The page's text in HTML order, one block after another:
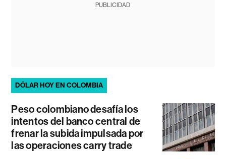
PUBLICIDAD
DÓLAR HOY EN COLOMBIA
Peso colombiano desafía los
intentos del banco central de
frenar la subida impulsada por
las operaciones carry trade